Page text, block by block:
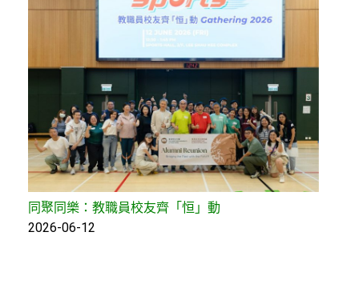
同聚同樂：教職員校友齊「恒」動
2026-06-12